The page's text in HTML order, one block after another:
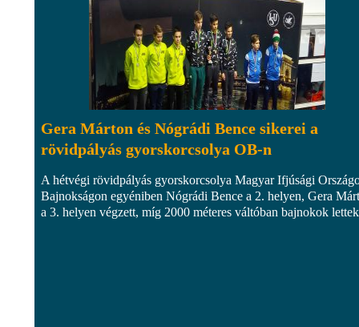
Gera Márton és Nógrádi Bence sikerei a
rövidpályás gyorskorcsolya OB-n
A hétvégi rövidpályás gyorskorcsolya Magyar Ifjúsági
Bajnokságon egyéniben Nógrádi Bence a 2. helyen, Gera
a 3. helyen végzett, míg 2000 méteres váltóban bajnokok